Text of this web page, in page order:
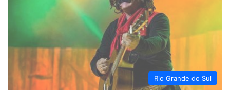
Rio Grande do Sul